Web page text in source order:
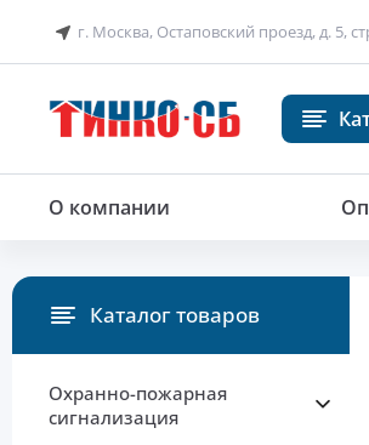
г. Москва, Остаповский проезд, д. 5,
О компании
Каталог товаров
Охранно-пожарная
сигнализация